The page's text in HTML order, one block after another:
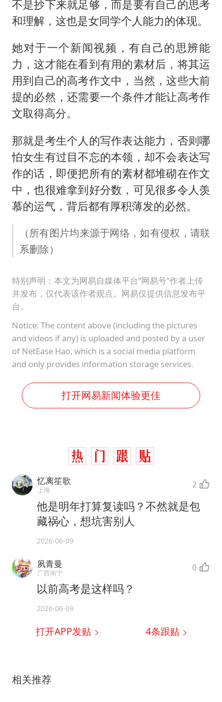
不是抄下来就足够，而是要有自己的思考
和理解，这也是女同学个人能力的体现。
她对于一个新闻视频，有自己的思辨能
力，这才能在看到有用的素材后，将其运
用到自己的高考作文中，当然，这些大前
提的必然，还需要一个条件才能让高考作
文取得高分。
那就是考生个人的写作表达能力，否则哪
怕女生有过目不忘的本领，却不会表达写
作的话，即便把所有的素材都堆砌在作文
中，也很难拿到好分数，可见很多令人羡
慕的运气，背后都有厚积薄发的必然。
（所有图片均来源于网络，如有侵权，请联
系删除）
特别声明：本文为网易自媒体平台“网易号”作者上传
并发布，仅代表该作者观点。网易仅提供信息发布平
台。
Notice: The content above (including the pictures
and videos if any) is uploaded and posted by a user
of NetEase Hao, which is a social media platform
and only provides information storage services.
打开网易新闻体验更佳
忆离笙歌
上海 2
他是明年打算复读吗？不然就是包
藏祸心，想坑害别人
2026-06-09
夙青曼
广西南宁 0
以前高考是这样吗？
2026-06-09
打开APP发贴 4条跟贴
相关推荐